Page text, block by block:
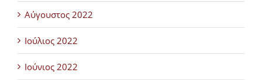
Αύγουστος 2022
Ιούλιος 2022
Ιούνιος 2022